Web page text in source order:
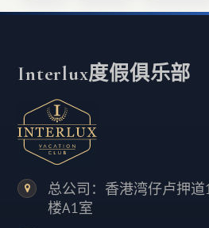
Interlux度假俱乐部
总公司：香港湾仔卢押
楼A1室